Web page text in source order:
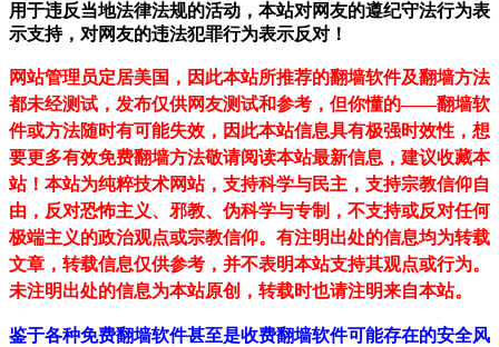
用于违反当地法律法规的活动，本站对网友的遵纪守法行为表
示支持，对网友的违法犯罪行为表示反对！
网站管理员定居美国，因此本站所推荐的翻墙软件及翻墙方法
都未经测试，发布仅供网友测试和参考，但你懂的——翻墙软
件或方法随时有可能失效，因此本站信息具有极强时效性，想
要更多有效免费翻墙方法敬请阅读本站最新信息，建议收藏本
站！ 本站为纯粹技术网站，支持科学与民主，支持宗教信仰自
由，反对恐怖主义、邪教、伪科学与专制，不支持或反对任何
极端主义的政治观点或宗教信仰。有注明出处的信息均为转载
文章，转载信息仅供参考，并不表明本站支持其观点或行为。
未注明出处的信息为本站原创，转载时也请注明来自本站。
鉴于各种免费翻墙软件甚至是收费翻墙软件可能存在的安全风